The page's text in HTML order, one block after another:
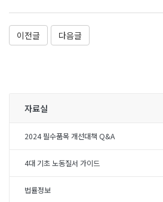
이전글 다음글
자료실
2024 필수품목 개선대책 Q&A
4대 기초 노동질서 가이드
법률정보